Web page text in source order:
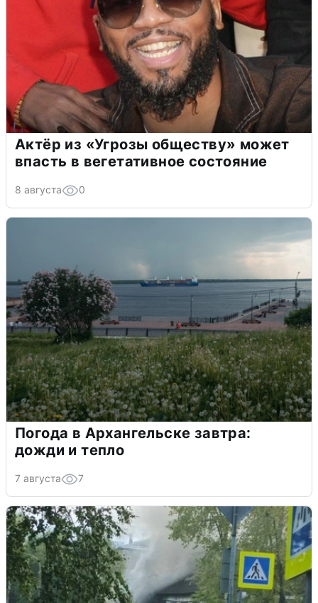
Актёр из «Угрозы обществу» может
впасть в вегетативное состояние
8 августа 0
Погода в Архангельске завтра:
дожди и тепло
7 августа 7